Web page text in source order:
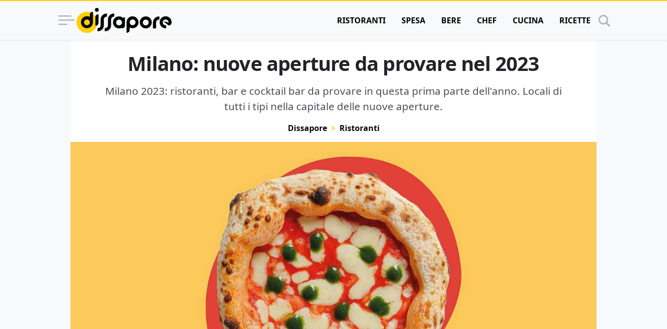
RISTORANTI SPESA BERE CHEF CUCINA RICETTE
Milano: nuove aperture da provare nel 2023
Milano 2023: ristoranti, bar e cocktail bar da provare in questa prima parte dell'anno. Locali di
tutti i tipi nella capitale delle nuove aperture.
Dissapore Ristoranti